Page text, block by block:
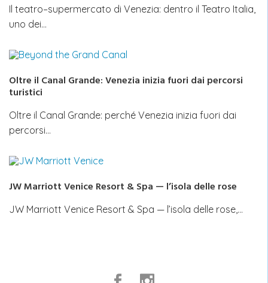
Il teatro–supermercato di Venezia: dentro il Teatro Italia,
uno dei…
Oltre il Canal Grande: Venezia inizia fuori dai percorsi
turistici
Oltre il Canal Grande: perché Venezia inizia fuori dai
percorsi…
JW Marriott Venice Resort & Spa — l’isola delle rose
JW Marriott Venice Resort & Spa — l’isola delle rose,…